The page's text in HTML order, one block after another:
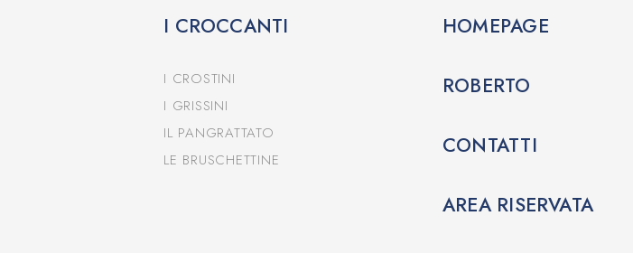
I CROCCANTI
I CROSTINI
I GRISSINI
IL PANGRATTATO
LE BRUSCHETTINE
HOMEPAGE
ROBERTO
CONTATTI
AREA RISERVATA